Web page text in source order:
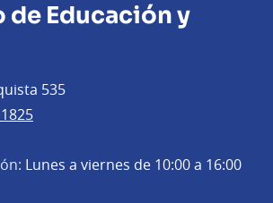
Educación y
535
Lunes a viernes de 10:00 a 16:00